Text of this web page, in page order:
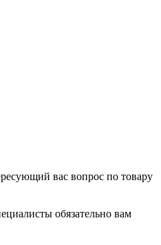
вас вопрос по товару
обязательно вам